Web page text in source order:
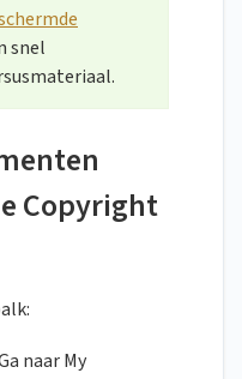
snel
Copyright
naar My